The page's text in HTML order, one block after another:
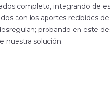
completo, integrando de
con los aportes recibidos
probando en este
nuestra solución.